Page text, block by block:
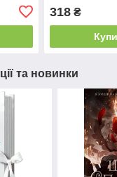
318₴
та новинки